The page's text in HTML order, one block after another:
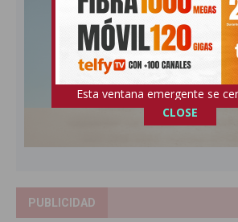
PUBLICIDAD
Esta ventana emergente se
CLOSE